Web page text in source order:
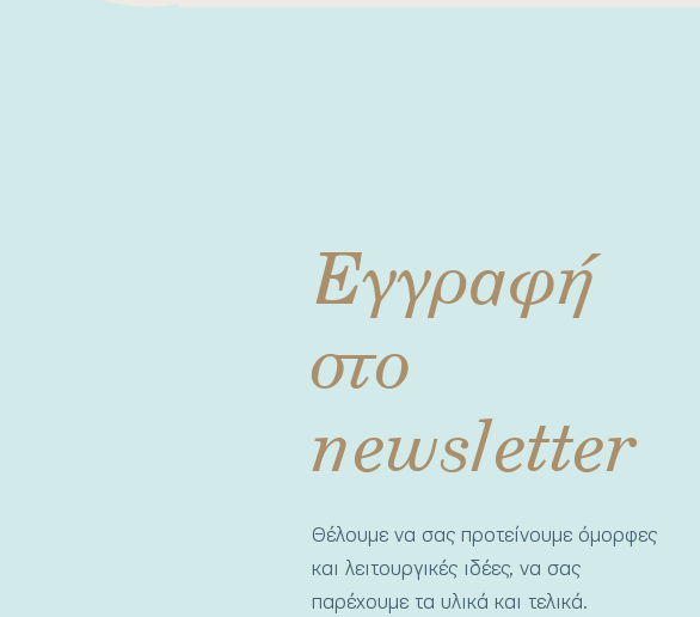
Εγγραφή
στο
newsletter
Θέλουμε να σας προτείνουμε όμορφες
και λειτουργικές ιδέες, να σας
παρέχουμε τα υλικά και τελικά.